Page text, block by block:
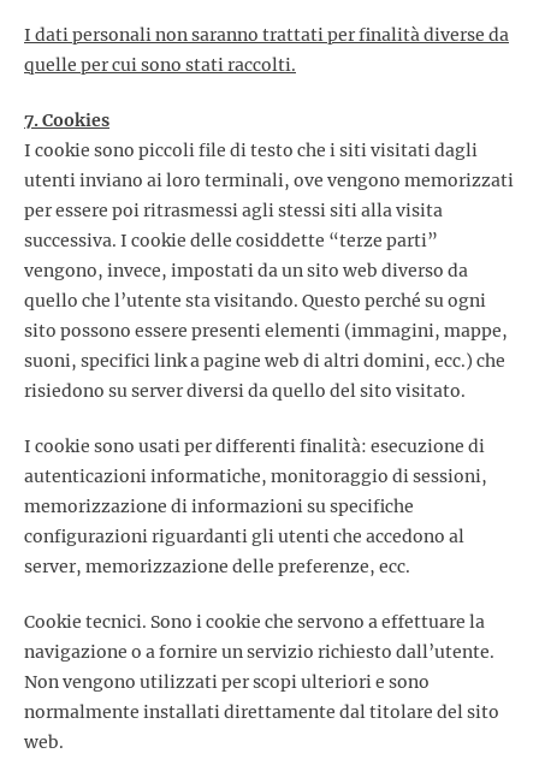
I dati personali non saranno trattati per finalità diverse da
quelle per cui sono stati raccolti.
7. Cookies
I cookie sono piccoli file di testo che i siti visitati dagli
utenti inviano ai loro terminali, ove vengono memorizzati
per essere poi ritrasmessi agli stessi siti alla visita
successiva. I cookie delle cosiddette “terze parti”
vengono, invece, impostati da un sito web diverso da
quello che l’utente sta visitando. Questo perché su ogni
sito possono essere presenti elementi (immagini, mappe,
suoni, specifici link a pagine web di altri domini, ecc.) che
risiedono su server diversi da quello del sito visitato.
I cookie sono usati per differenti finalità: esecuzione di
autenticazioni informatiche, monitoraggio di sessioni,
memorizzazione di informazioni su specifiche
configurazioni riguardanti gli utenti che accedono al
server, memorizzazione delle preferenze, ecc.
Cookie tecnici. Sono i cookie che servono a effettuare la
navigazione o a fornire un servizio richiesto dall’utente.
Non vengono utilizzati per scopi ulteriori e sono
normalmente installati direttamente dal titolare del sito
web.